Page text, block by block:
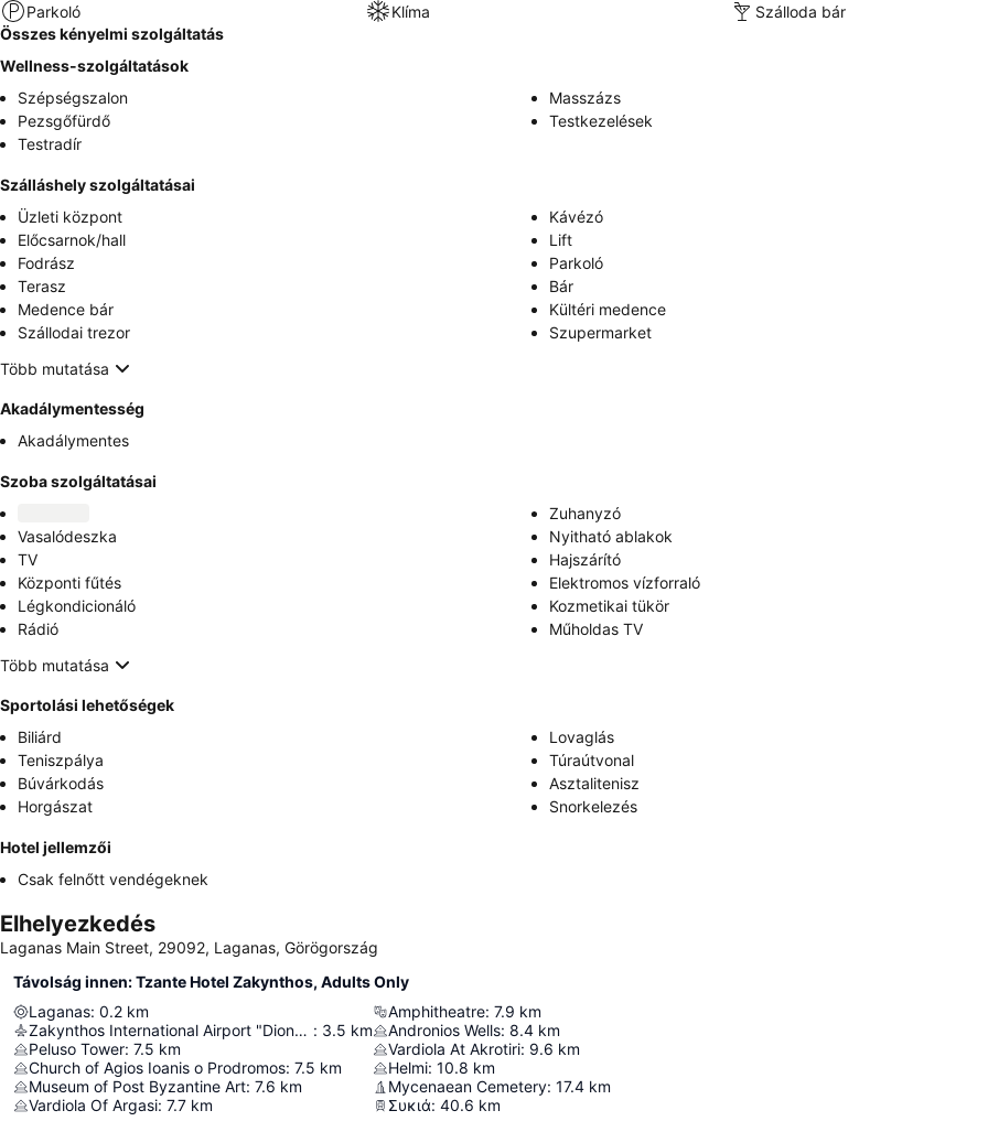
Parkoló Klíma
Szálloda bár
Összes kényelmi szolgáltatás
Wellness-szolgáltatások
Szépségszalon
Masszázs
Pezsgőfürdő
Testkezelések
Testradír
Szálláshely szolgáltatásai
Üzleti központ
Kávézó
Előcsarnok/hall
Lift
Fodrász
Parkoló
Terasz
Bár
Medence bár
Kültéri medence
Szállodai trezor
Szupermarket
Több mutatása
Akadálymentesség
Akadálymentes
Szoba szolgáltatásai
Zuhanyzó
Vasalódeszka
Nyitható ablakok
TV
Hajszárító
Központi fűtés
Elektromos vízforraló
Légkondicionáló
Kozmetikai tükör
Rádió
Műholdas TV
Több mutatása
Sportolási lehetőségek
Biliárd
Lovaglás
Teniszpálya
Túraútvonal
Búvárkodás
Asztalitenisz
Horgászat
Snorkelezés
Hotel jellemzői
Csak felnőtt vendégeknek
Elhelyezkedés
Laganas Main Street, 29092, Laganas, Görögország
Távolság innen: Tzante Hotel Zakynthos, Adults Only
Laganas: 0.2 km
Zakynthos International Airport "Dionysios Solomos" : 3.5 km
Peluso Tower: 7.5 km
Church of Agios Ioanis o Prodromos: 7.5 km
Museum of Post Byzantine Art: 7.6 km
Vardiola Of Argasi: 7.7 km
Amphitheatre: 7.9 km
Andronios Wells: 8.4 km
Vardiola At Akrotiri: 9.6 km
Helmi: 10.8 km
Mycenaean Cemetery: 17.4 km
Συκιά: 40.6 km